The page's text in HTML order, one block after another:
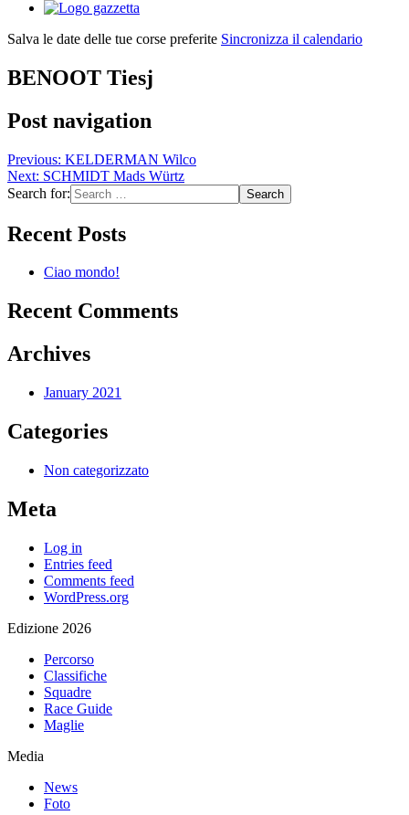
Salva le date delle tue corse preferite Sincronizza il calendario
BENOOT Tiesj
Post navigation
Previous: KELDERMAN Wilco
Next: SCHMIDT Mads Würtz
Search for:
Recent Posts
Ciao mondo!
Recent Comments
Archives
January 2021
Categories
Non categorizzato
Meta
Log in
Entries feed
Comments feed
WordPress.org
Edizione 2026
Percorso
Classifiche
Squadre
Race Guide
Maglie
Media
News
Foto